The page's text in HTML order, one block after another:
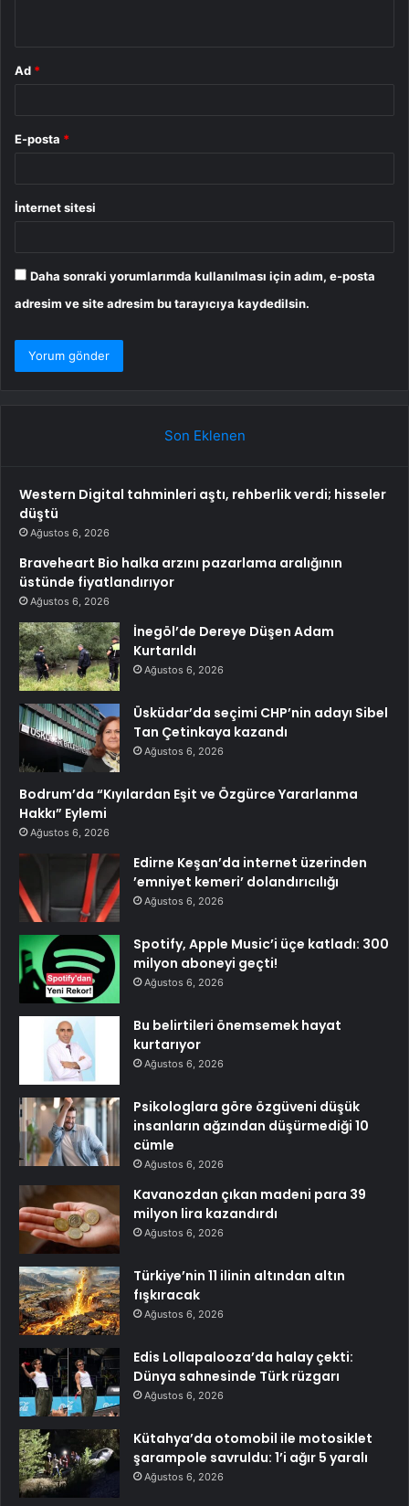
Ad *
E-posta *
İnternet sitesi
Daha sonraki yorumlarımda kullanılması için adım, e-posta
adresim ve site adresim bu tarayıcıya kaydedilsin.
Son Eklenen
Western Digital tahminleri aştı, rehberlik verdi; hisseler
düştü
Ağustos 6, 2026
Braveheart Bio halka arzını pazarlama aralığının
üstünde fiyatlandırıyor
Ağustos 6, 2026
İnegöl’de Dereye Düşen Adam
Kurtarıldı
Ağustos 6, 2026
Üsküdar’da seçimi CHP’nin adayı Sibel
Tan Çetinkaya kazandı
Ağustos 6, 2026
Bodrum’da “Kıyılardan Eşit ve Özgürce Yararlanma
Hakkı” Eylemi
Ağustos 6, 2026
Edirne Keşan’da internet üzerinden
’emniyet kemeri’ dolandırıcılığı
Ağustos 6, 2026
Spotify, Apple Music’i üçe katladı: 300
milyon aboneyi geçti!
Ağustos 6, 2026
Bu belirtileri önemsemek hayat
kurtarıyor
Ağustos 6, 2026
Psikologlara göre özgüveni düşük
insanların ağzından düşürmediği 10
cümle
Ağustos 6, 2026
Kavanozdan çıkan madeni para 39
milyon lira kazandırdı
Ağustos 6, 2026
Türkiye’nin 11 ilinin altından altın
fışkıracak
Ağustos 6, 2026
Edis Lollapalooza’da halay çekti:
Dünya sahnesinde Türk rüzgarı
Ağustos 6, 2026
Kütahya’da otomobil ile motosiklet
şarampole savruldu: 1’i ağır 5 yaralı
Ağustos 6, 2026